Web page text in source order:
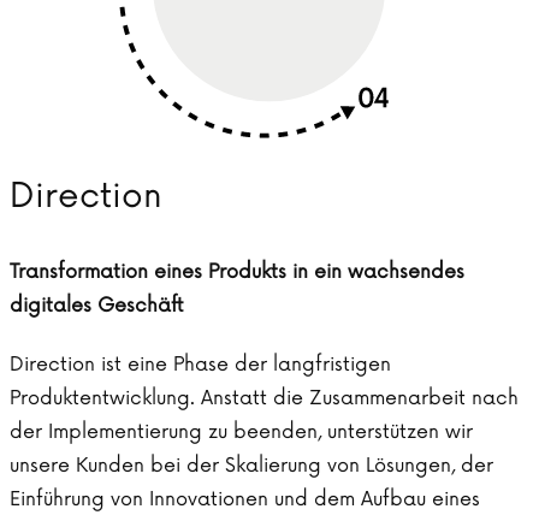
Direction
Transformation eines Produkts in ein wachsendes
digitales Geschäft
Direction ist eine Phase der langfristigen
Produktentwicklung. Anstatt die Zusammenarbeit nach
der Implementierung zu beenden, unterstützen wir
unsere Kunden bei der Skalierung von Lösungen, der
Einführung von Innovationen und dem Aufbau eines